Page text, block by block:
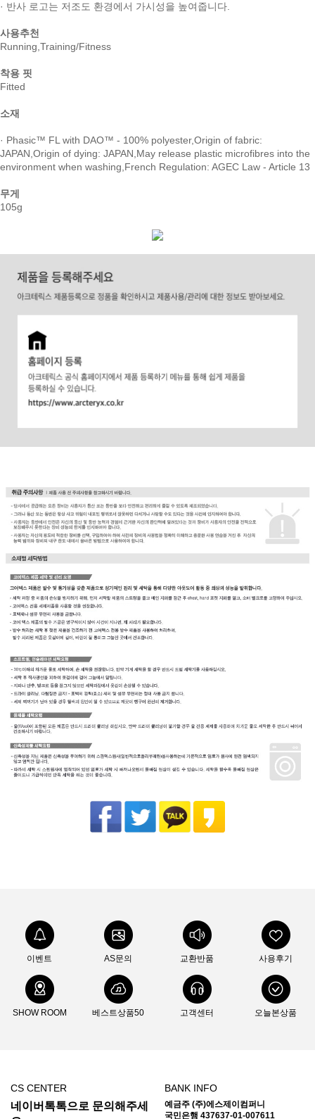
· 반사 로고는 저조도 환경에서 가시성을 높여줍니다.
사용추천
Running,Training/Fitness
착용 핏
Fitted
소재
· Phasic™ FL with DAO™ - 100% polyester,Origin of fabric:
JAPAN,Origin of dying: JAPAN,May release plastic microfibres into the
environment when washing,French Regulation: AGEC Law - Article 13
무게
105g
이벤트 AS문의 교환반품 사용후기
SHOW ROOM 베스트상품50 고객센터 오늘본상품
CS CENTER
네이버톡톡으로 문의해주세
BANK INFO
예금주 (주)에스제이컴퍼니
국민은행 437637-01-007611